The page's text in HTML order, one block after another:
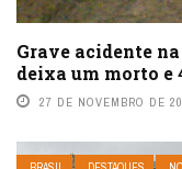
Grave acidente
deixa um morto e
27 DE NOVEMBRO DE